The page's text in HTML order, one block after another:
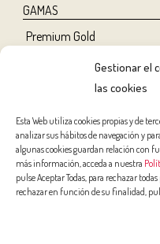
Gestionar el
las cookies
Esta Web utiliza cookies propias y de
analizar sus hábitos de navegación y
algunas cookies guardan relación con
más información, acceda a nuestra
pulse Aceptar Todas, para rechazar
rechazar en función de su finalidad,
GAMAS
Premium Gold
NUTRICIÓN Y SALUD
Salud
Belleza